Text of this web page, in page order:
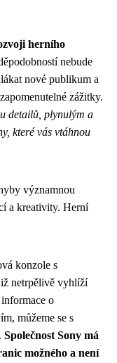
herního
nebude
nové publikum a
zážitky.
detailů, plynulým a
které vás vtáhnou
významnou
a kreativity. Herní
konzole s
netrpělivě vyhlíží
o
můžeme se s
Společnost Sony má
možného a není